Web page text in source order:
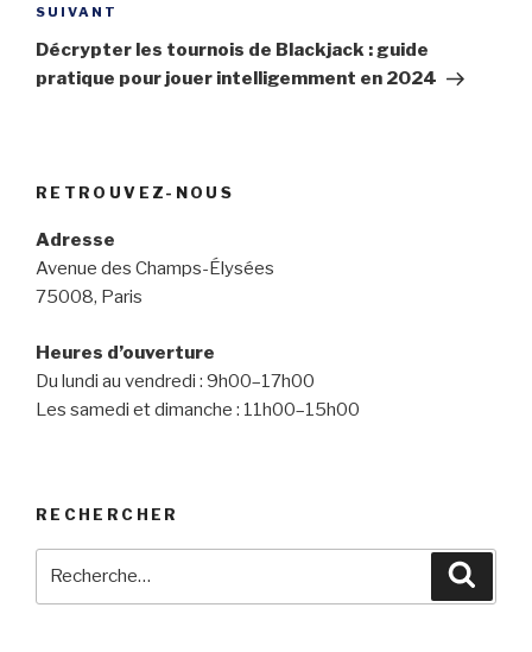
Article
suivant
SUIVANT
Décrypter les tournois de Blackjack : guide
pratique pour jouer intelligemment en 2024
RETROUVEZ-NOUS
Adresse
Avenue des Champs-Élysées
75008, Paris
Heures d’ouverture
Du lundi au vendredi : 9h00–17h00
Les samedi et dimanche : 11h00–15h00
RECHERCHER